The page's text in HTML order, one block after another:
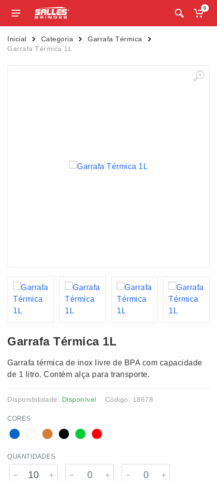
0
Inicial Categoria
Garrafa Térmica
Garrafa Térmica 1L
Garrafa Térmica 1L
Garrafa térmica de inox livre de BPA com capacidade
de 1 litro. Contém alça para transporte.
Disponibilidade: Disponível Código: 18678
CORES
QUANTIDADES